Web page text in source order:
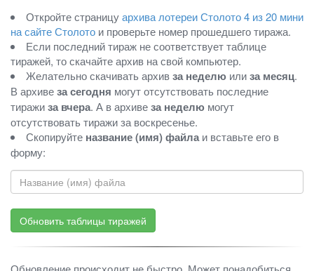
Откройте страницуархива лотереи Столото 4 из 20 мини
на сайте Столото и проверьте номер прошедшего тиража.
Если последний тираж не соответствует таблице
тиражей, то скачайте архив на свой компьютер.
Желательно скачивать архивза неделю илиза месяц.
В архивеза сегодня могут отсутствовать последние
тиражиза вчера. А в архивеза неделю могут
отсутствовать тиражи за воскресенье.
Скопируйте название (имя) файла и вставьте его в
форму: